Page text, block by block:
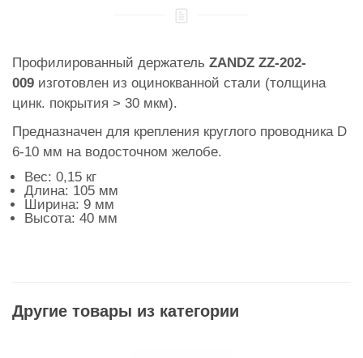
Профилированный держатель ZANDZ ZZ-202-
009 изготовлен из оцинокванной стали (толщина
цинк. покрытия > 30 мкм).
Предназначен для крепления круглого проводника D
6-10 мм на водосточном желобе.
Вес: 0,15 кг
Длина: 105 мм
Ширина: 9 мм
Высота: 40 мм
Другие товары из категории